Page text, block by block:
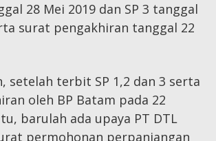
28 Mei 2019 dan SP 3 tanggal
surat pengakhiran tanggal 22
setelah terbit SP 1,2 dan 3 serta
oleh BP Batam pada 22
barulah ada upaya PT DTL
permohonan perpanjangan